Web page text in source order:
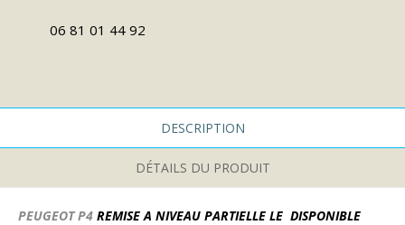
06 81 01 44 92
DESCRIPTION
DÉTAILS DU PRODUIT
PEUGEOT P4 REMISE A NIVEAU PARTIELLE LE DISPONIBLE